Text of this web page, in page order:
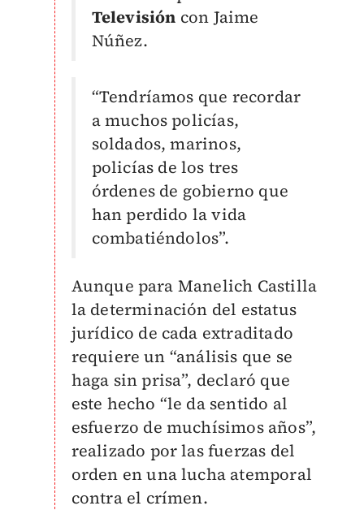
Televisión con Jaime
Núñez.
“Tendríamos que recordar
a muchos policías,
soldados, marinos,
policías de los tres
órdenes de gobierno que
han perdido la vida
combatiéndolos”.
Aunque para Manelich Castilla
la determinación del estatus
jurídico de cada extraditado
requiere un “análisis que se
haga sin prisa”, declaró que
este hecho “le da sentido al
esfuerzo de muchísimos años”,
realizado por las fuerzas del
orden en una lucha atemporal
contra el crímen.